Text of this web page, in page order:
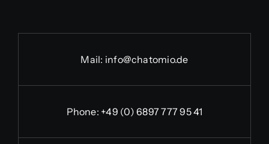
Mail: info@chatomio.de
Phone: +49 (0) 6897 777 95 41